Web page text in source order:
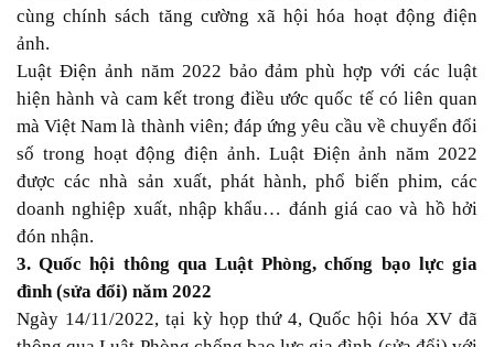
cùng chính sách tăng cường xã hội hóa hoạt động điện
ảnh.
Luật Điện ảnh năm 2022 bảo đảm phù hợp với các luật
hiện hành và cam kết trong điều ước quốc tế có liên quan
mà Việt Nam là thành viên; đáp ứng yêu cầu về chuyển đổi
số trong hoạt động điện ảnh. Luật Điện ảnh năm 2022
được các nhà sản xuất, phát hành, phổ biến phim, các
doanh nghiệp xuất, nhập khẩu… đánh giá cao và hồ hởi
đón nhận.
3. Quốc hội thông qua Luật Phòng, chống bạo lực gia
đình (sửa đổi) năm 2022
Ngày 14/11/2022, tại kỳ họp thứ 4, Quốc hội hóa XV đã